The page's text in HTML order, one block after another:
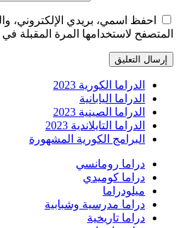
احفظ اسمي، بريدي الإلكتروني،
المتصفح لاستخدامها المرة المقبلة
الدراما الكورية 2023
الدراما اليابانية
الدراما الصينية 2023
الدراما التايلاندية 2023
البرامج الكورية المشهورة
دراما رومانسي
دراما كوميدي
ميلودراما
دراما مدرسية وشبابية
دراما تاريخية